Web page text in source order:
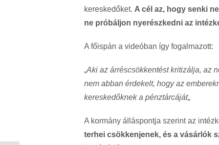
kereskedőket. A cél az, hogy senki
ne próbáljon nyerészkedni az
A főispán a videóban így fogalmazott:
„Aki az árréscsökkentést kritizálja, az
nem abban érdekelt, hogy az
kereskedőknek a pénztárcáját„
A kormány álláspontja szerint az
terhei csökkenjenek, és a vásárlók